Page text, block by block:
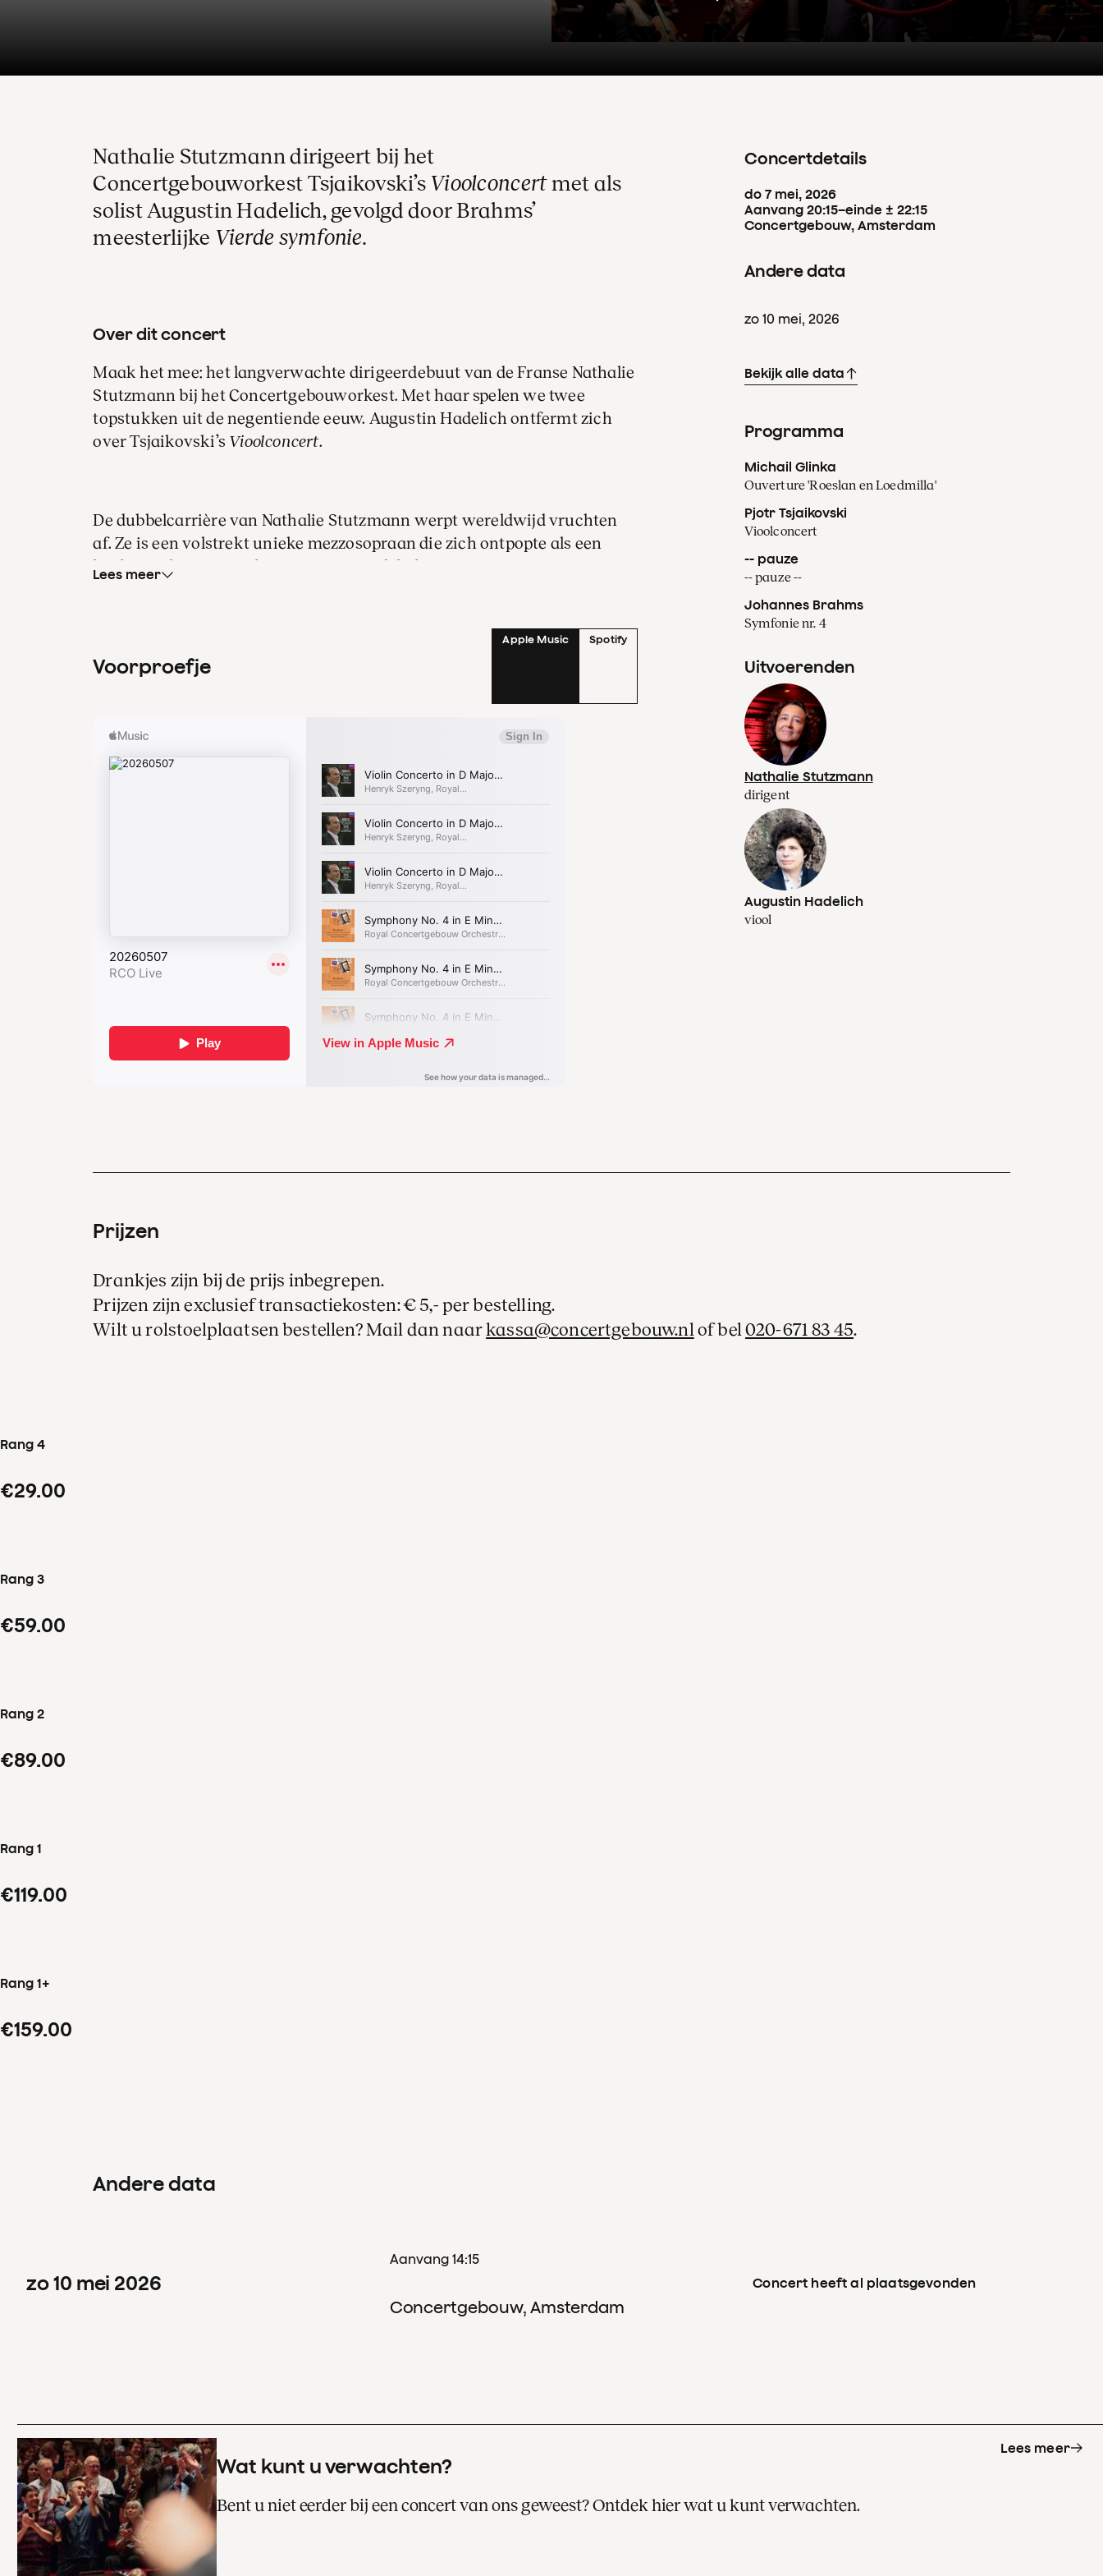
Concertdetails
do 7 mei, 2026
Aanvang 20:15–einde ± 22:15
Concertgebouw, Amsterdam
Andere data
zo 10 mei, 2026
Bekijk alle data
Programma
Michail Glinka
Ouverture 'Roeslan en Loedmilla'
Pjotr Tsjaikovski
Vioolconcert
-- pauze
-- pauze --
Johannes Brahms
Symfonie nr. 4
Uitvoerenden
Nathalie Stutzmann
dirigent
Augustin Hadelich
viool
Nathalie Stutzmann dirigeert bij het
Concertgebouworkest Tsjaikovski’s Vioolconcertmet als
solist Augustin Hadelich, gevolgd door Brahms’
meesterlijke Vierde symfonie.
Over dit concert
Maak het mee: het langverwachte dirigeerdebuut van de Franse Nathalie
Stutzmann bij het Concertgebouworkest. Met haar spelen we twee
topstukken uit de negentiende eeuw. Augustin Hadelich ontfermt zich
over Tsjaikovski’s Vioolconcert.
De dubbelcarrière van Nathalie Stutzmann werpt wereldwijd vruchten
af. Ze is een volstrekt unieke mezzosopraan die zich ontpopte als een
bevlogen dirigent. En laat Augustin Hadelich nou net een ware zanger op
de dramatiek benadrukken, of het speelplezier, of de waaier aan
orkestkleuren. Of iets uit het werk halen dat we nog niet eerder hoorden.
Bij deze uitvoering kun je alles verwachten.
Van Brahms´ symfonieën is de Vierde
hemzelf weerspiegelde het werk de tragiek van het menselijk bestaan.
momenten in. Destijds vergeleek een criticus de muziek met ´een donkere
Met de Vierde symfonie bereikt het
compositorisch kunnen van Brahms
ongekende hoogten.
Lees meer
Voorproefje
Apple Music Spotify
Prijzen
Drankjes zijn bij de prijs inbegrepen.
Prijzen zijn exclusief transactiekosten: € 5,- per bestelling.
Wilt u rolstoelplaatsen bestellen? Mail dan naarkassa@concertgebouw.nl of bel 020-671 83 45.
Rang 4
€29.00
Rang 3
€59.00
Rang 2
€89.00
Rang 1
€119.00
Rang 1+
€159.00
Andere data
zo10 mei 2026
Aanvang 14:15
Concertgebouw, Amsterdam
Concert heeft al plaatsgevonden
Wat kunt u verwachten?
Bent u niet eerder bij een concert van ons geweest? Ontdek hier wat u kunt verwachten.
Lees meer